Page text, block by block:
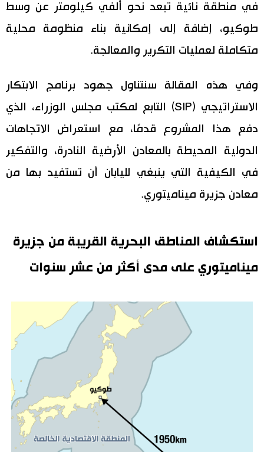
في منطقة نائية تبعد نحو ألفي كيلومتر عن وسط
طوكيو، إضافة إلى إمكانية بناء منظومة محلية
متكاملة لعمليات التكرير والمعالجة.
وفي هذه المقالة سنتناول جهود برنامج الابتكار
الاستراتيجي (SIP) التابع لمكتب مجلس الوزراء، الذي
دفع هذا المشروع قدمًا، مع استعراض الاتجاهات
الدولية المحيطة بالمعادن الأرضية النادرة، والتفكير
في الكيفية التي ينبغي لليابان أن تستفيد بها من
معادن جزيرة ميناميتوري.
استكشاف المناطق البحرية القريبة من جزيرة
ميناميتوري على مدى أكثر من عشر سنوات